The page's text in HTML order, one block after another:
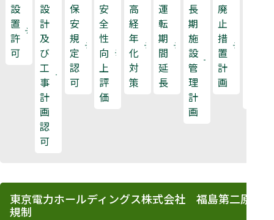
設
置
許
可
設
計
及
び
工
事
計
画
認
可
保
安
規
定
認
可
安
全
性
向
上
評
価
高
経
年
化
対
策
運
転
期
間
延
長
長
期
施
設
管
理
計
画
廃
止
措
置
計
画
東京電力ホールディングス株式会社 福島第二原子
規制